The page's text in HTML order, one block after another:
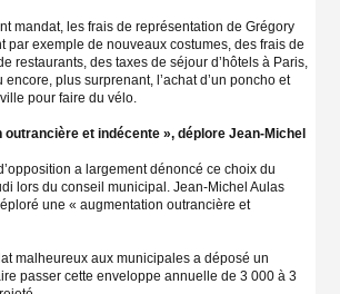
mandat, les frais de représentation de Grégory
par exemple de nouveaux costumes, des frais de
restaurants, des taxes de séjour d’hôtels à Paris,
plus surprenant, l’achat d’un poncho et
pour faire du vélo.
outrancière et indécente », déplore Jean-Michel
a largement dénoncé ce choix du
lors du conseil municipal. Jean-Michel Aulas
une « augmentation outrancière et
malheureux aux municipales a déposé un
passer cette enveloppe annuelle de 3 000 à 3